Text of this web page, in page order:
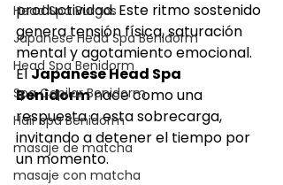
Head Spa Burgos
Japanese Head Spa Benidorm
Head Spa Benidorm
Spa Capilar Benidorm
Hair spa Benidorm
masaje de matcha
masaje con matcha
productividad. Este ritmo sostenido
genera tensión física, saturación
mental y agotamiento emocional.
El Japanese Head Spa
Benidorm nace como una
respuesta a esta sobrecarga,
invitando a detener el tiempo por
un momento.